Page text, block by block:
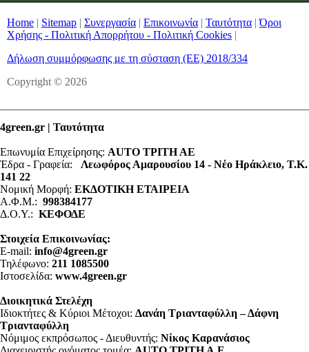
Home | Sitemap | Συνεργασία | Επικοινωνία | Ταυτότητα |Όροι
Χρήσης - Πολιτική Απορρήτου - Πολιτική Cookies |
Δήλωση συμμόρφωσης με τη σύσταση (ΕΕ) 2018/334
Copyright © 2026
4green.gr | Ταυτότητα
Επωνυμία Επιχείρησης: AUTO ΤΡΙΤΗ ΑΕ
Έδρα - Γραφεία: Λεωφόρος Αμαρουσίου 14 - Νέο Ηράκλειο, Τ.Κ.
141 22
Νομική Μορφή: ΕΚΔΟΤΙΚΗ ΕΤΑΙΡΕΙΑ
Α.Φ.Μ.: 998384177
Δ.Ο.Υ.: ΚΕΦΟΔΕ
Στοιχεία Επικοινωνίας:
E-mail: info@4green.gr
Τηλέφωνο: 211 1085500
Ιστοσελίδα: www.4green.gr
Διοικητικά Στελέχη
Ιδιοκτήτες & Κύριοι Μέτοχοι: Δανάη Τριανταφύλλη – Δάφνη
Τριανταφύλλη
Νόμιμος εκπρόσωπος - Διευθυντής: Νίκος Καρανάσιος